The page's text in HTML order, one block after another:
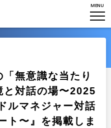
MENU
「無意識な当たり
と対話の場〜2025
ルマネジャー対話
ト〜』を掲載しま